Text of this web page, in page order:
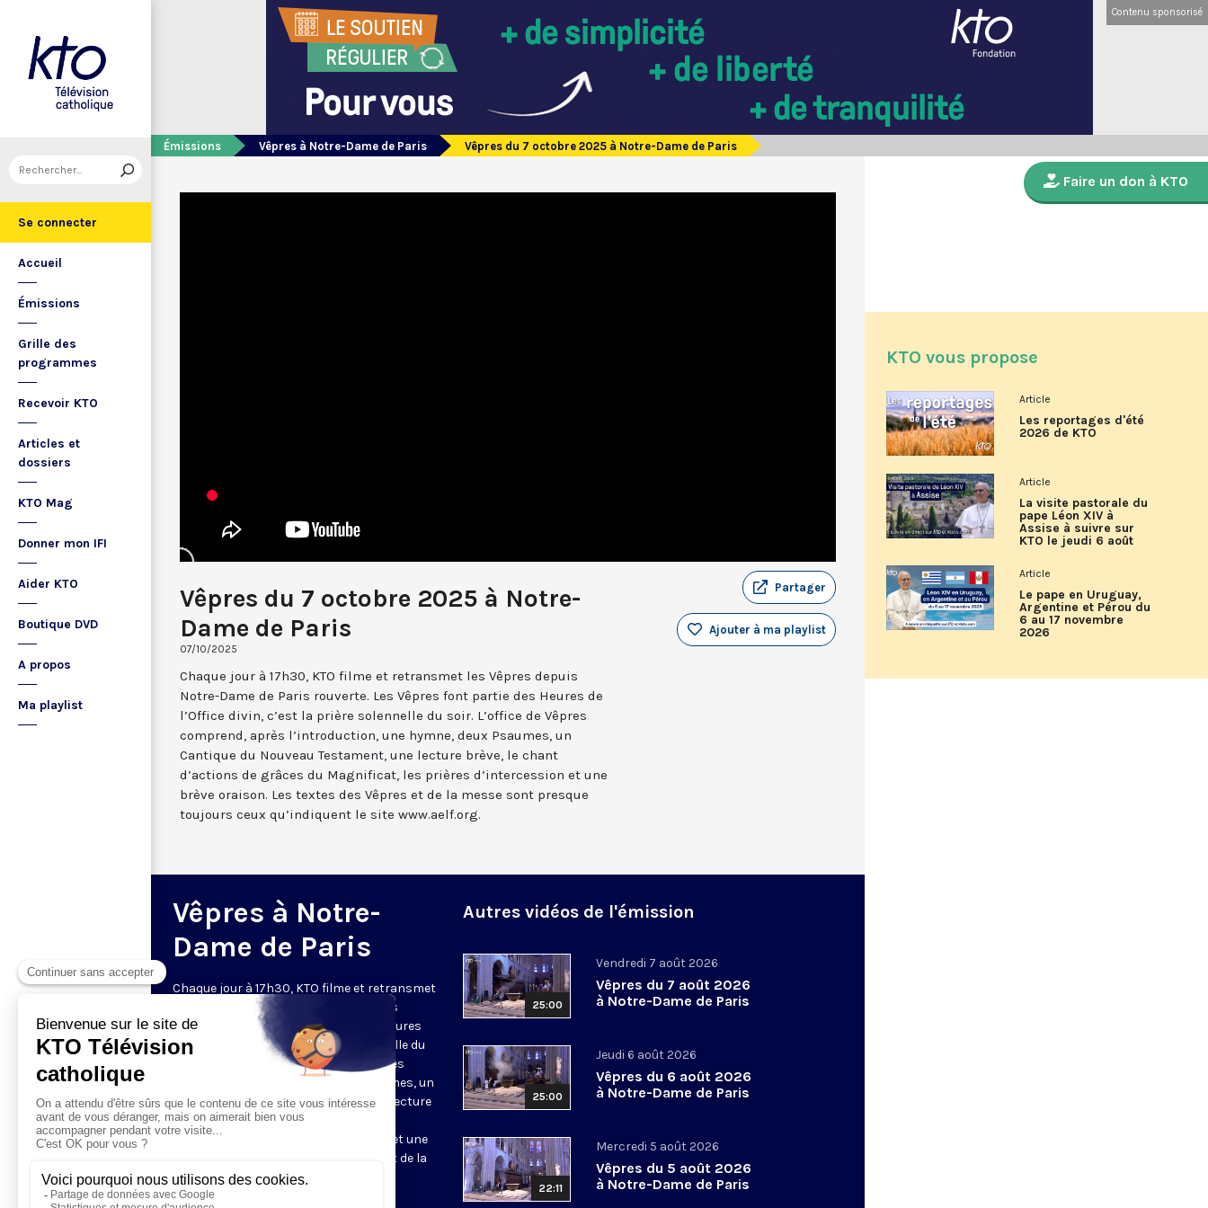
Se connecter
Accueil
Émissions
Grille des
programmes
Recevoir KTO
Articles et
dossiers
KTO Mag
Donner mon IFI
Aider KTO
Boutique DVD
A propos
Ma playlist
Contenu sponsorisé
Émissions Vêpres à Notre-Dame de Paris Vêpres du 7 octobre 2025 à Notre-Dame de Paris
Vêpres du 7 octobre 2025 à Notre-
Dame de Paris
07/10/2025
Partager
Ajouter à ma playlist
Chaque jour à 17h30, KTO filme et retransmet les Vêpres depuis
Notre-Dame de Paris rouverte. Les Vêpres font partie des Heures de
l’Office divin, c’est la prière solennelle du soir. L’office de Vêpres
comprend, après l’introduction, une hymne, deux Psaumes, un
Cantique du Nouveau Testament, une lecture brève, le chant
d’actions de grâces du Magnificat, les prières d’intercession et une
brève oraison. Les textes des Vêpres et de la messe sont presque
toujours ceux qu’indiquent le site www.aelf.org.
Vêpres à Notre-
Dame de Paris
Chaque jour à 17h30, KTO filme et retransmet
les Vêpres depuis Notre-Dame de Paris
rouverte. Les Vêpres font partie des Heures
de l’Office divin, c’est la prière solennelle du
soir. L’office de Vêpres comprend, après
l’introduction, une hymne, deux Psaumes, un
Cantique du Nouveau Testament, une lecture
brève, le chant d’actions de grâces du
Magnificat, les prières d’intercession et une
brève oraison. Les textes des Vêpres et de la
messe sont presque toujours ceux
qu’indiquent le site
Autres vidéos de l'émission
25:00
Vendredi 7 août 2026
Vêpres du 7 août 2026
à Notre-Dame de Paris
25:00
Jeudi 6 août 2026
Vêpres du 6 août 2026
à Notre-Dame de Paris
22:11
Mercredi 5 août 2026
Vêpres du 5 août 2026
à Notre-Dame de Paris
Faire un don à KTO
KTO vous propose
Article
Les reportages d'été
2026 de KTO
Article
La visite pastorale du
pape Léon XIV à
Assise à suivre sur
KTO le jeudi 6 août
Article
Le pape en Uruguay,
Argentine et Pérou du
6 au 17 novembre
2026